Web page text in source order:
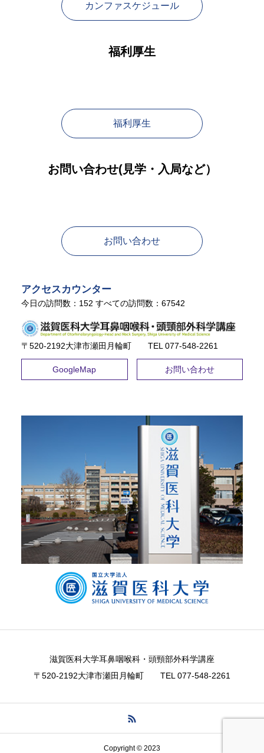
カンファスケジュール
福利厚生
福利厚生
お問い合わせ(見学・入局など）
お問い合わせ
アクセスカウンター
今日の訪問数： 152 すべての訪問数： 67542
〒520-2192大津市瀬田月輪町 TEL ​077-548-2261
GoogleMap お問い合わせ
滋賀医科大学耳鼻咽喉科・頭頸部外科学講座
〒520-2192大津市瀬田月輪町 TEL ​077-548-2261
Copyright © 2023